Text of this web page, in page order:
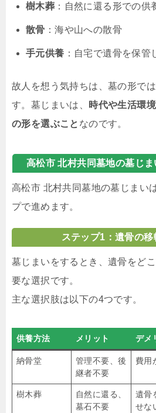
樹木葬 ：自然に還る形での供
散骨 ：海や山への散骨
手元供養 ：自宅で遺骨を保管
故人を想う気持ちは、墓の形で
す。墓じまいは、
時代や生活環
の形を選ぶこと なのです。
高松市 北村共同墓地の墓じ
高松市 北村共同墓地の墓じまい
プで進めます。
ステップ1：遺骨の移
墓じまいをするとき、遺骨をど
要な選択です。
主な選択肢は以下の4つです。
供養方法 メリット デメ
納骨堂
管理不要、後
継者不要
費用
樹木葬
自然に還る、
墓石不要
遺骨
せな